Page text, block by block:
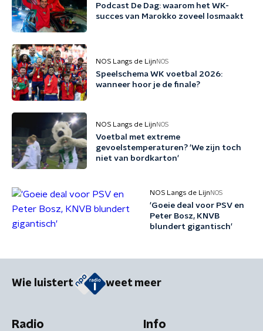
Podcast De Dag: waarom het WK-
succes van Marokko zoveel losmaakt
NOS Langs de Lijn NOS
Speelschema WK voetbal 2026:
wanneer hoor je de finale?
NOS Langs de Lijn NOS
Voetbal met extreme
gevoelstemperaturen? 'We zijn toch
niet van bordkarton'
NOS Langs de Lijn NOS
'Goeie deal voor PSV en
Peter Bosz, KNVB
blundert gigantisch'
Wie luistert weet meer
Radio Info